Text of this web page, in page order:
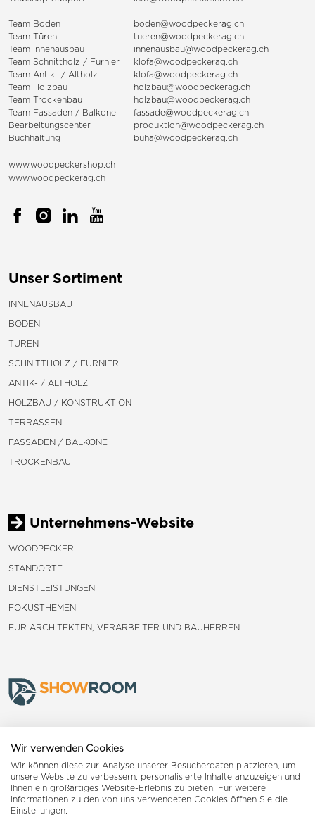
Team Boden
boden@woodpeckerag.ch
Team Türen
tueren@woodpeckerag.ch
Team Innenausbau
innenausbau@woodpeckerag.ch
Team Schnittholz / Furnier
klofa@woodpeckerag.ch
Team Antik- / Altholz
klofa@woodpeckerag.ch
Team Holzbau
holzbau@woodpeckerag.ch
Team Trockenbau
holzbau@woodpeckerag.ch
Team Fassaden / Balkone
fassade@woodpeckerag.ch
Bearbeitungscenter
produktion@woodpeckerag.ch
Buchhaltung
buha@woodpeckerag.ch
www.woodpeckershop.ch
www.woodpeckerag.ch
Unser Sortiment
INNENAUSBAU
BODEN
TÜREN
SCHNITTHOLZ / FURNIER
ANTIK- / ALTHOLZ
HOLZBAU / KONSTRUKTION
TERRASSEN
FASSADEN / BALKONE
TROCKENBAU
Unternehmens-Website
WOODPECKER
STANDORTE
DIENSTLEISTUNGEN
FOKUSTHEMEN
FÜR ARCHITEKTEN, VERARBEITER UND BAUHERREN
Landquart
Reiden
Wir verwenden Cookies
Wir können diese zur Analyse unserer Besucherdaten platzieren, um
unsere Website zu verbessern, personalisierte Inhalte anzuzeigen und
Ihnen ein großartiges Website-Erlebnis zu bieten. Für weitere
Informationen zu den von uns verwendeten Cookies öffnen Sie die
Einstellungen.